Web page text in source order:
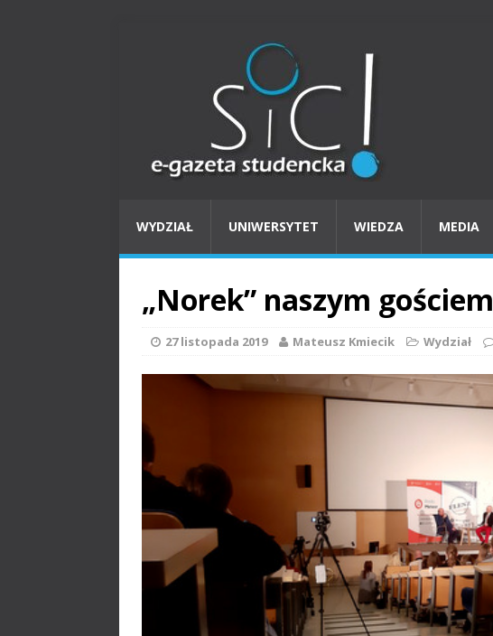
WYDZIAŁ UNIWERSYTET WIEDZA MEDIA
„Norek” naszym gościem
27 listopada 2019 Mateusz Kmiecik Wydział